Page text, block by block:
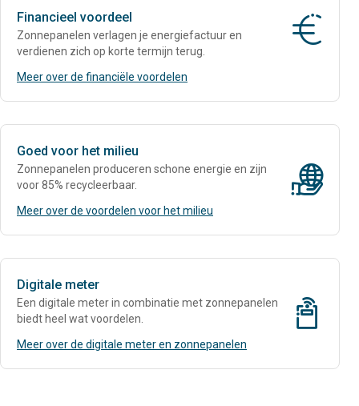
Financieel voordeel
Zonnepanelen verlagen je energiefactuur en
verdienen zich op korte termijn terug.
Meer over de financiële voordelen
euroteken-
Goed voor het milieu
Zonnepanelen produceren schone energie en zijn
voor 85% recycleerbaar.
Meer over de voordelen voor het milieu
duurzaamheid
Digitale meter
Een digitale meter in combinatie met zonnepanelen
biedt heel wat voordelen.
Meer over de digitale meter en zonnepanelen
digitale-meter